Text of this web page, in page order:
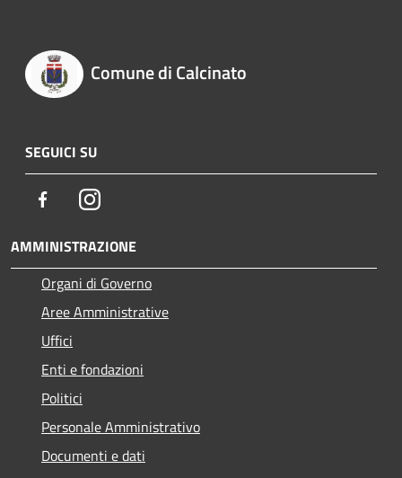
Comune di Calcinato
SEGUICI SU
FacebookInstagram
AMMINISTRAZIONE
Organi di Governo
Aree Amministrative
Uffici
Enti e fondazioni
Politici
Personale Amministrativo
Documenti e dati